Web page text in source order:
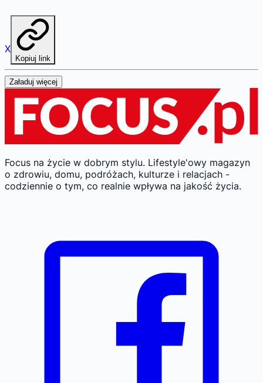
X
Kopiuj link
Załaduj więcej
Focus na życie w dobrym stylu. Lifestyle'owy magazyn
o zdrowiu, domu, podróżach, kulturze i relacjach -
codziennie o tym, co realnie wpływa na jakość życia.